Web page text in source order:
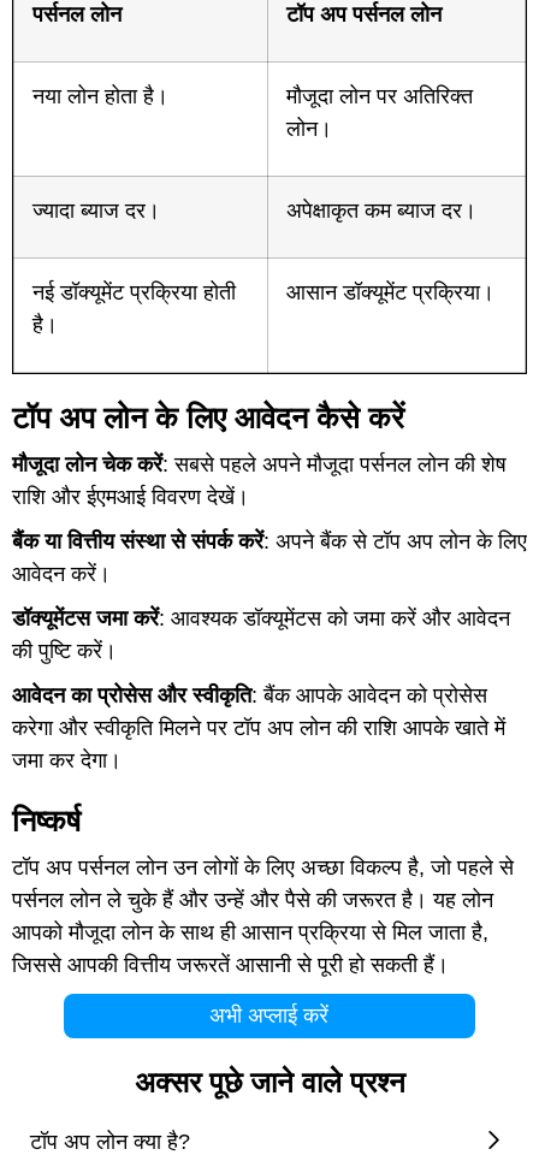
पर्सनल लोन टॉप अप पर्सनल लोन
नया लोन होता है।
मौजूदा लोन पर अतिरिक्त
लोन।
ज्यादा ब्याज दर। अपेक्षाकृत कम ब्याज दर।
नई डॉक्यूमेंट प्रक्रिया होती
है।
आसान डॉक्यूमेंट प्रक्रिया।
टॉप अप लोन के लिए आवेदन कैसे करें
मौजूदा लोन चेक करें: सबसे पहले अपने मौजूदा पर्सनल लोन की शेष
राशि और ईएमआई विवरण देखें।
बैंक या वित्तीय संस्था से संपर्क करें: अपने बैंक से टॉप अप लोन के लिए
आवेदन करें।
डॉक्यूमेंटस जमा करें: आवश्यक डॉक्यूमेंटस को जमा करें और आवेदन
की पुष्टि करें।
आवेदन का प्रोसेस और स्वीकृति: बैंक आपके आवेदन को प्रोसेस
करेगा और स्वीकृति मिलने पर टॉप अप लोन की राशि आपके खाते में
जमा कर देगा।
निष्कर्ष
टॉप अप पर्सनल लोन उन लोगों के लिए अच्छा विकल्प है, जो पहले से
पर्सनल लोन ले चुके हैं और उन्हें और पैसे की जरूरत है। यह लोन
आपको मौजूदा लोन के साथ ही आसान प्रक्रिया से मिल जाता है,
जिससे आपकी वित्तीय जरूरतें आसानी से पूरी हो सकती हैं।
अभी अप्लाई करें
अक्सर पूछे जाने वाले प्रश्न
टॉप अप लोन क्या है?